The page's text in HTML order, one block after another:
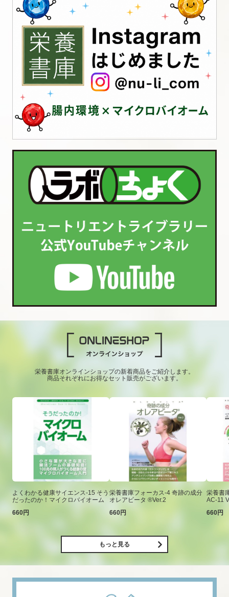
栄養書庫オンラインショップの新着商品をご紹介します。
商品それぞれにお得なセット販売がございます。
よくわかる健康サイエンス-15 そう
だったのか！マイクロバイオーム
660円
栄養書庫フォーカス-4 奇跡の成分
オレアビータ ®Ver.2
660円
栄養書
AC-11
660円
もっと見る